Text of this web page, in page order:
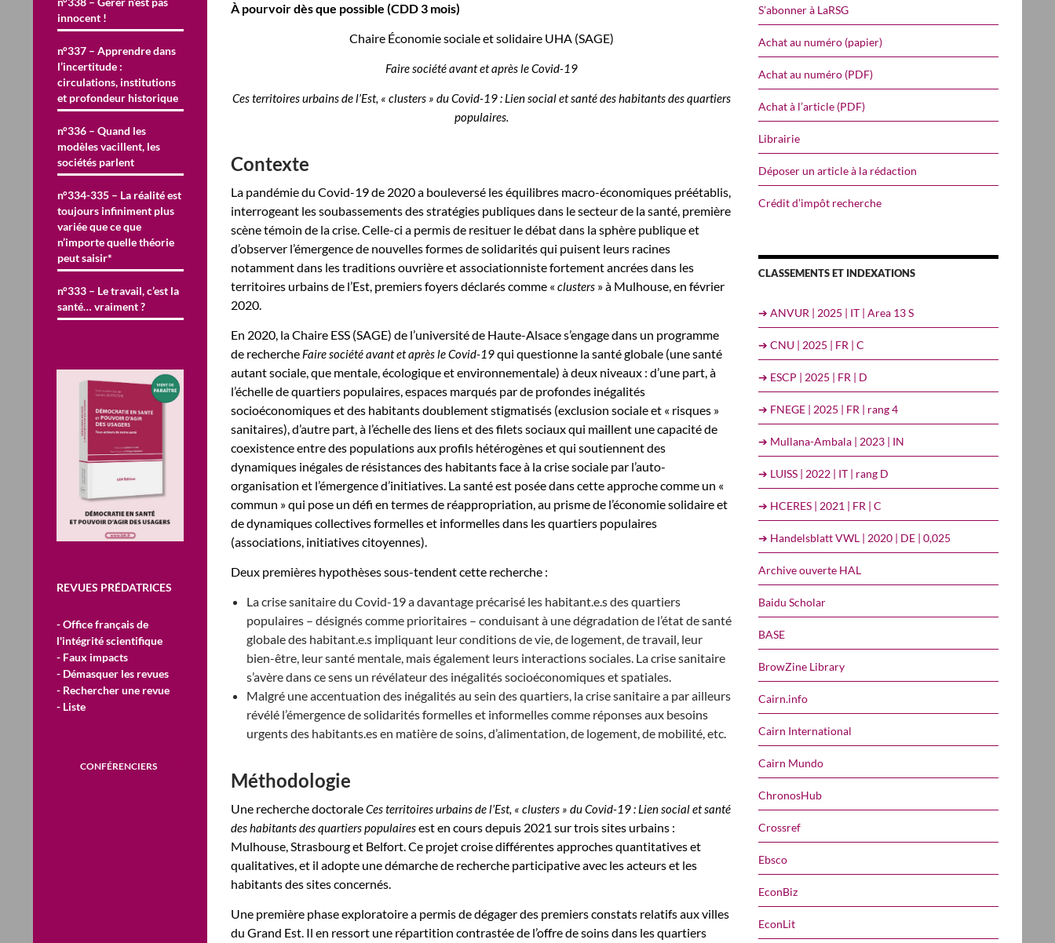
À pourvoir dès que possible (CDD 3 mois)
Chaire Économie sociale et solidaire UHA (SAGE)
Faire société avant et après le Covid-19
Ces territoires urbains de l’Est, « clusters » du Covid-19 : Lien social et santé des habitants des quartiers
populaires.
Contexte
La pandémie du Covid-19 de 2020 a bouleversé les équilibres macro-économiques préétablis,
interrogeant les soubassements des stratégies publiques dans le secteur de la santé, première
scène témoin de la crise. Celle-ci a permis de resituer le débat dans la sphère publique et
d’observer l’émergence de nouvelles formes de solidarités qui puisent leurs racines
notamment dans les traditions ouvrière et associationniste fortement ancrées dans les
territoires urbains de l’Est, premiers foyers déclarés comme « clusters » à Mulhouse, en février
2020.
En 2020, la Chaire ESS (SAGE) de l’université de Haute-Alsace s’engage dans un programme
de recherche Faire société avant et après le Covid-19qui questionne la santé globale (une santé
autant sociale, que mentale, écologique et environnementale) à deux niveaux : d’une part, à
l’échelle de quartiers populaires, espaces marqués par de profondes inégalités
socioéconomiques et des habitants doublement stigmatisés (exclusion sociale et « risques »
sanitaires), d’autre part, à l’échelle des liens et des filets sociaux qui maillent une capacité de
coexistence entre des populations aux profils hétérogènes et qui soutiennent des
dynamiques inégales de résistances des habitants face à la crise sociale par l’auto-
organisation et l’émergence d’initiatives. La santé est posée dans cette approche comme un «
commun » qui pose un défi en termes de réappropriation, au prisme de l’économie solidaire et
de dynamiques collectives formelles et informelles dans les quartiers populaires
(associations, initiatives citoyennes).
Deux premières hypothèses sous-tendent cette recherche :
La crise sanitaire du Covid-19 a davantage précarisé les habitant.e.s des quartiers
populaires – désignés comme prioritaires – conduisant à une dégradation de l’état de santé
globale des habitant.e.s impliquant leur conditions de vie, de logement, de travail, leur
bien-être, leur santé mentale, mais également leurs interactions sociales. La crise sanitaire
s’avère dans ce sens un révélateur des inégalités socioéconomiques et spatiales.
Malgré une accentuation des inégalités au sein des quartiers, la crise sanitaire a par ailleurs
révélé l’émergence de solidarités formelles et informelles comme réponses aux besoins
urgents des habitants.es en matière de soins, d’alimentation, de logement, de mobilité, etc.
Méthodologie
Une recherche doctoraleCes territoires urbains de l’Est, « clusters » du Covid-19 : Lien social et santé
des habitants des quartiers populairesest en cours depuis 2021 sur trois sites urbains :
Mulhouse, Strasbourg et Belfort. Ce projet croise différentes approches quantitatives et
qualitatives, et il adopte une démarche de recherche participative avec les acteurs et les
habitants des sites concernés.
Une première phase exploratoire a permis de dégager des premiers constats relatifs aux villes
du Grand Est. Il en ressort une répartition contrastée de l’offre de soins dans les quartiers
S’abonner à LaRSG
Achat au numéro (papier)
Achat au numéro (PDF)
Achat à l’article (PDF)
Librairie
Déposer un article à la rédaction
Crédit d’impôt recherche
CLASSEMENTS ET INDEXATIONS
➔ ANVUR | 2025 | IT | Area 13 S
➔ CNU | 2025 | FR | C
➔ ESCP | 2025 | FR | D
➔ FNEGE | 2025 | FR | rang 4
➔ Mullana-Ambala | 2023 | IN
➔ LUISS | 2022 | IT | rang D
➔ HCERES | 2021 | FR | C
➔ Handelsblatt VWL | 2020 | DE | 0,025
Archive ouverte HAL
Baidu Scholar
BASE
BrowZine Library
Cairn.info
Cairn International
Cairn Mundo
ChronosHub
Crossref
Ebsco
EconBiz
EconLit
innocent !
n°337 – Apprendre dans
l’incertitude :
circulations, institutions
et profondeur historique
n°336 – Quand les
modèles vacillent, les
sociétés parlent
n°334-335 – La réalité est
toujours infiniment plus
variée que ce que
n’importe quelle théorie
peut saisir*
n°333 – Le travail, c’est la
santé… vraiment ?
REVUES PRÉDATRICES
- Office français de
l'intégrité scientifique
- Faux impacts
- Démasquer les revues
- Rechercher une revue
- Liste
CONFÉRENCIERS